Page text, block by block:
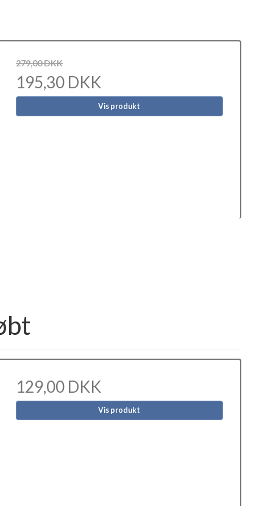
279,00 DKK
195,30 DKK
Vis produkt
129,00 DKK
Vis produkt